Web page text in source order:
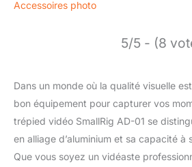
Accessoires photo
5/5 - (8
Dans un monde où la qualité visuelle
bon équipement pour capturer vos
trépied vidéo SmallRig AD-01 se
en alliage d’aluminium et sa capacité à
Que vous soyez un vidéaste